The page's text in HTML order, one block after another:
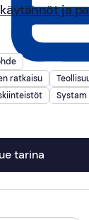
ja
ratkaisu
Systam
tarina